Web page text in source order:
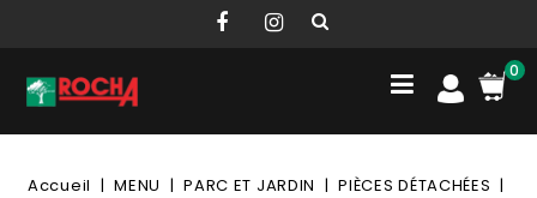
0
Accueil MENU PARC ET JARDIN
PIÈCES DÉTACHÉES